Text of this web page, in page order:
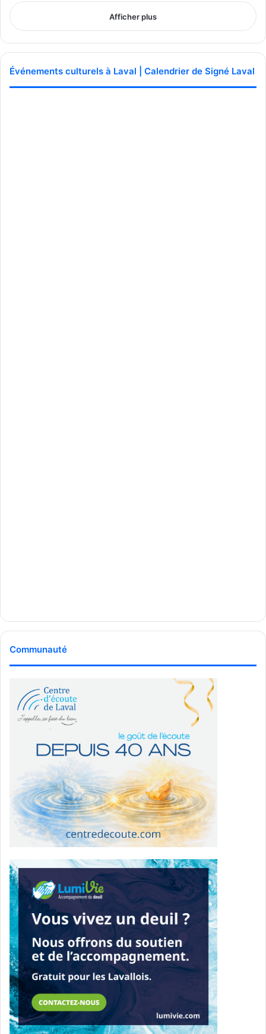
Afficher plus
Événements culturels à Laval | Calendrier de Signé Laval
Communauté